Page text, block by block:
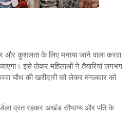
और कुशलता के लिए मनाया जाने वाला करवा
जाएगा। इसे लेकर महिलाओं ने तैयारियां लगभग
चौथ की खरीदारी को लेकर मंगलवार को
व्रत रहकर अखंड सौभाग्य और पति के